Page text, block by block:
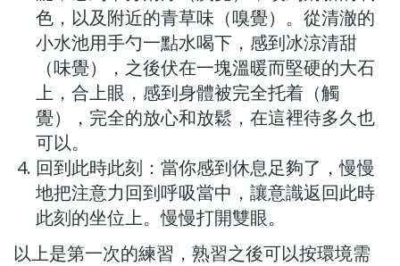
色，以及附近的青草味（嗅覺）。從清澈的
小水池用手勺一點水喝下，感到冰涼清甜
（味覺），之後伏在一塊溫暖而堅硬的大石
上，合上眼，感到身體被完全托着（觸
覺），完全的放心和放鬆，在這裡待多久也
可以。
回到此時此刻：當你感到休息足夠了，慢慢
地把注意力回到呼吸當中，讓意識返回此時
此刻的坐位上。慢慢打開雙眼。
以上是第一次的練習，熟習之後可以按環境需